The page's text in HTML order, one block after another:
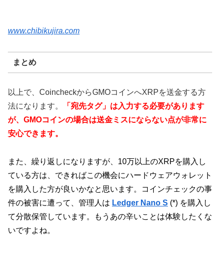
www.chibikujira.com
まとめ
以上で、CoincheckからGMOコインへXRPを送金する方
法になります。
「宛先タグ」は入力する必要があります
が、GMOコインの場合は送金ミスにならない点が非常に
安心できます。
また、繰り返しになりますが、10万以上のXRPを購入し
ている方は、できればこの機会にハードウェアウォレット
を購入した方が良いかなと思います。コインチェックの事
件の被害に遭って、管理人は Ledger Nano S (*) を購入し
て分散保管しています。もうあの辛いことは体験したくな
いですよね。